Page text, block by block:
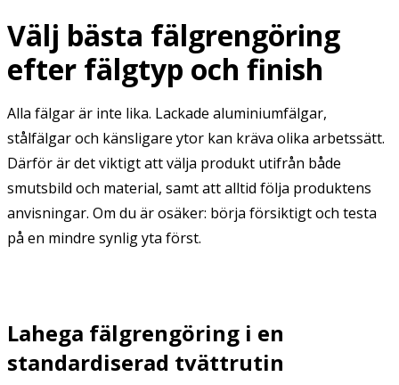
Välj bästa fälgrengöring
efter fälgtyp och finish
Alla fälgar är inte lika. Lackade aluminiumfälgar,
stålfälgar och känsligare ytor kan kräva olika arbetssätt.
Därför är det viktigt att välja produkt utifrån både
smutsbild och material, samt att alltid följa produktens
anvisningar. Om du är osäker: börja försiktigt och testa
på en mindre synlig yta först.
Lahega fälgrengöring i en
standardiserad tvättrutin